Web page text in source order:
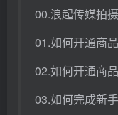
00.浪起传媒拍
01.如何开通商
02.如何开通商
03.如何完成新